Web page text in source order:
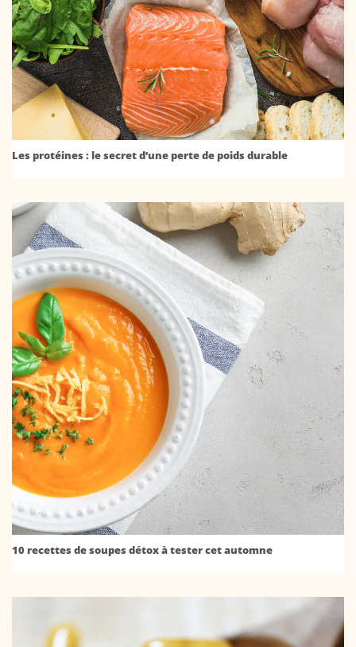
Les protéines : le secret d’une perte de poids durable
10 recettes de soupes détox à tester cet automne